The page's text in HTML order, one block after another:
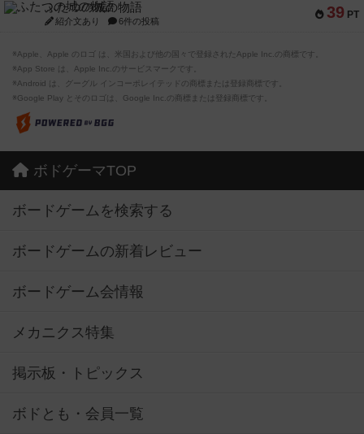
39 PT
ふたつの城の物語
紹介文あり 6件の投稿
※Apple、Apple のロゴ は、米国および他の国々で登録されたApple Inc.の商標です。
※App Store は、Apple Inc.のサービスマークです。
※Android は、グーグル インコーポレイテッドの商標または登録商標です。
※Google Play とそのロゴは、Google Inc.の商標または登録商標です。
ボドゲーマTOP
ボードゲームを検索する
ボードゲームの新着レビュー
ボードゲーム会情報
メカニクス特集
掲示板・トピックス
ボドとも・会員一覧